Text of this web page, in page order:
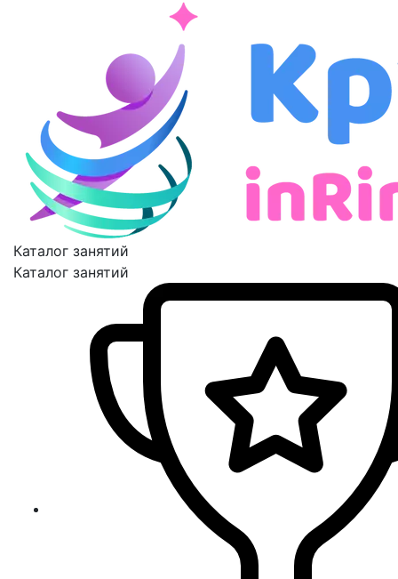
Каталог занятий
Каталог занятий